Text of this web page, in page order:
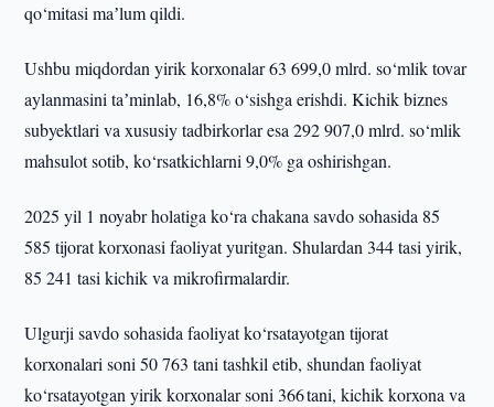
qo‘mitasi maʼlum qildi.
Ushbu miqdordan yirik korxonalar 63 699,0 mlrd. so‘mlik tovar
aylanmasini taʼminlab, 16,8% o‘sishga erishdi. Kichik biznes
subyektlari va xususiy tadbirkorlar esa 292 907,0 mlrd. so‘mlik
mahsulot sotib, ko‘rsatkichlarni 9,0% ga oshirishgan.
2025 yil 1 noyabr holatiga ko‘ra chakana savdo sohasida 85
585 tijorat korxonasi faoliyat yuritgan. Shulardan 344 tasi yirik,
85 241 tasi kichik va mikrofirmalardir.
Ulgurji savdo sohasida faoliyat ko‘rsatayotgan tijorat
korxonalari soni 50 763 tani tashkil etib, shundan faoliyat
ko‘rsatayotgan yirik korxonalar soni 366 tani, kichik korxona va